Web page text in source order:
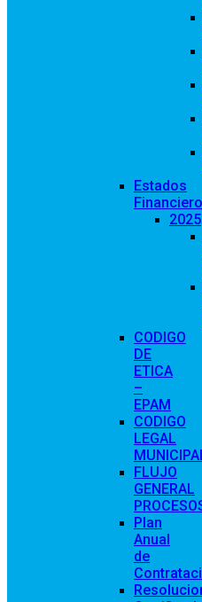
Estados
2025
CODIGO
DE
ETICA
–
EPAM
CODIGO
LEGAL
FLUJO
GENERAL
Plan
Anual
de